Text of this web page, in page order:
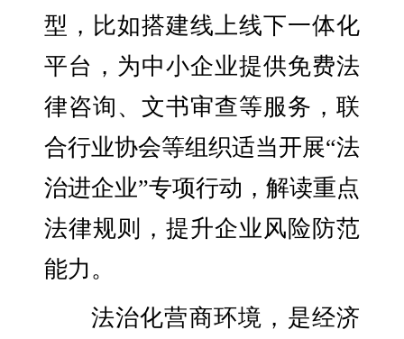
型，比如搭建线上线下一体化
平台，为中小企业提供免费法
律咨询、文书审查等服务，联
合行业协会等组织适当开展“法
治进企业”专项行动，解读重点
法律规则，提升企业风险防范
能力。
法治化营商环境，是经济